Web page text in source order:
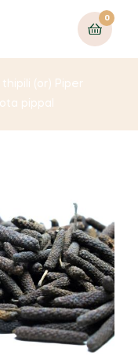
0
thipili (or) Piper
pippal